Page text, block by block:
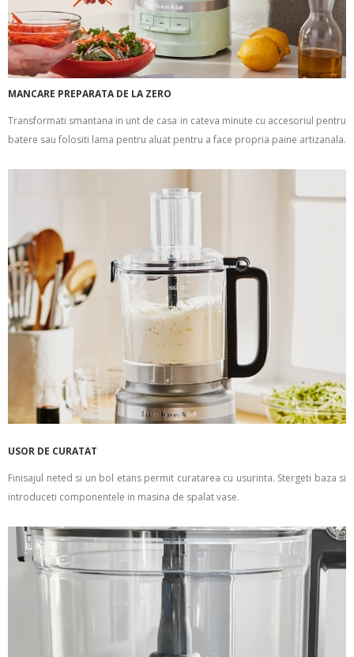
MANCARE PREPARATA DE LA ZERO
Transformati smantana in unt de casa in cateva minute cu accesoriul pentru
batere sau folositi lama pentru aluat pentru a face propria paine artizanala.
USOR DE CURATAT
Finisajul neted si un bol etans permit curatarea cu usurinta. Stergeti baza si
introduceti componentele in masina de spalat vase.